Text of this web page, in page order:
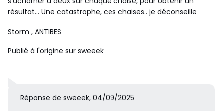
résultat... Une catastrophe, ces chaises.. je déconseille
Storm , ANTIBES
Publié à l'origine sur sweeek
Réponse de sweeek, 04/09/2025